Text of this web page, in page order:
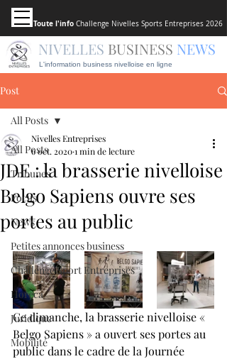
Toute l'info Challenge Nivelles Sports Entreprises 2026
L'information business nivelloise en ligne
NIVELLES BUSINESS NEWS
Post
All Posts
Tribunes
Focus
News
Petites annonces business
Challenge Sport Entreprises
Horeca
Juridique
Mobilité
All Posts
JDE : la brasserie nivelloise
Belgo Sapiens ouvre ses
portes au public
Nivelles Entreprises
6 oct. 20201 min de lecture
Ce dimanche, la brasserie nivelloise «
Belgo Sapiens » a ouvert ses portes au
public dans le cadre de la Journée